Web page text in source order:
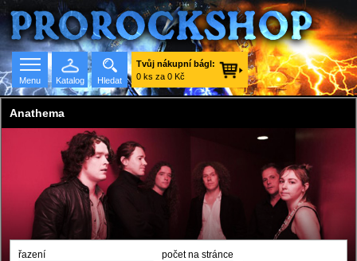
Hledat
Menu
Tvůj nákupní bágl:
0 ks za 0 Kč
Anathema
řazení počet na stránce
Katalog